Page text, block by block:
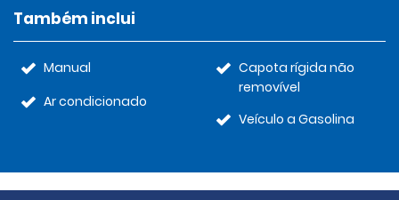
Também inclui
Manual
Ar condicionado
Capota rígida não
removível
Veículo a Gasolina